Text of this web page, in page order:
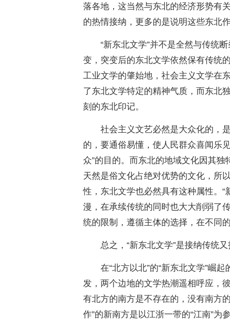
落各地，这当然与东北的经济形势有
的热情接纳，更多的是说明这些东北
“新东北文学”并不是全然与传统
变，突变后的东北文学依然保有传统
工业文学的肇始地，社会主义文学在
了东北文学特定的精神气质，而东北
刻的东北印记。
社会主义文艺必然是大众化的，
的，要通俗易懂，使人民群众喜闻乐
众”的目的。而东北的地域文化因其独
天然是俗文化占绝对优势的文化，所
性，东北文学也必然具有这种属性。
漫，在承续传统的同时也大大削弱了
统的限制，遵循主体的选择，在不同
总之，“新东北文学”是接纳传统
在“北方以北”的“新东北文学”崛
发，两个边地的文学热潮遥相呼应，
有北方的南方是不存在的，没有南方
作”的新南方是以江浙一带的“江南”为